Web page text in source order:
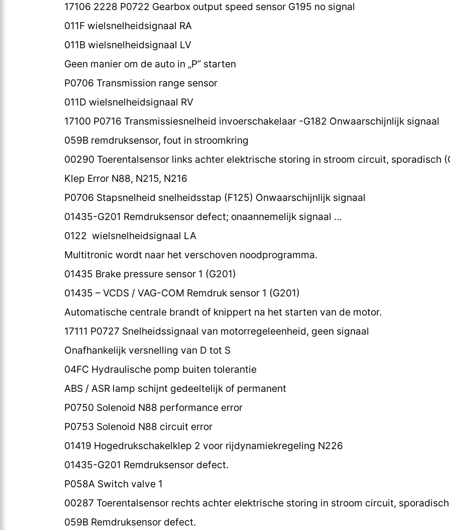
17106 2228 P0722 Gearbox output speed sensor G195 no signal
011F wielsnelheidsignaal RA
011B wielsnelheidsignaal LV
Geen manier om de auto in „P” starten
P0706 Transmission range sensor
011D wielsnelheidsignaal RV
17100 P0716 Transmissiesnelheid invoerschakelaar -G182 Onwaarschijnlijk signaal
059B remdruksensor, fout in stroomkring
00290 Toerentalsensor links achter elektrische storing in stroom circuit, sporadisch
Klep Error N88, N215, N216
P0706 Stapsnelheid snelheidsstap (F125) Onwaarschijnlijk signaal
01435-G201 Remdruksensor defect; onaannemelijk signaal …
0122 wielsnelheidsignaal LA
Multitronic wordt naar het verschoven noodprogramma.
01435 Brake pressure sensor 1 (G201)
01435 – VCDS / VAG-COM Remdruk sensor 1 (G201)
Automatische centrale brandt of knippert na het starten van de motor.
17111 P0727 Snelheidssignaal van motorregeleenheid, geen signaal
Onafhankelijk versnelling van D tot S
04FC Hydraulische pomp buiten tolerantie
ABS / ASR lamp schijnt gedeeltelijk of permanent
P0750 Solenoid N88 performance error
P0753 Solenoid N88 circuit error
01419 Hogedrukschakelklep 2 voor rijdynamiekregeling N226
01435-G201 Remdruksensor defect.
P058A Switch valve 1
00287 Toerentalsensor rechts achter elektrische storing in stroom circuit,
059B Remdruksensor defect.